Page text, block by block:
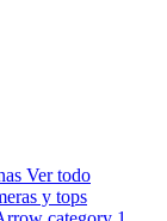
Ver todo
y tops